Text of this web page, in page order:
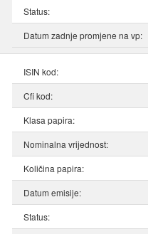
Status:
Datum zadnje promjene na vp:
ISIN kod:
Cfi kod:
Klasa papira:
Nominalna vrijednost:
Količina papira:
Datum emisije:
Status: